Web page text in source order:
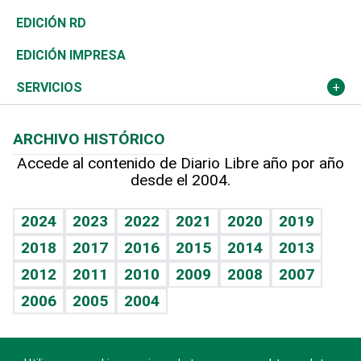
Ocenanía
Caribe
Resto del mundo
Telecom.
Global y variable
Economía personal
Sociales
Novedades
Podcast Arte Libre
Hablando con el pediatra
Vida y familia
Eñe
Celebrando la vida
Sin complejos
En pocas palabras
Tenis
Olimpismo
Más deportes
Línea de hit
TBT Deportivo
El Espía
Noticiero Poteleche
Columnistas
Más firmas
Historia
Martes de tecnología
Cambio climático
Revista
Deportes
Opinión
Hecho en casa
Guía del dinero
EDICIÓN RD
EDICIÓN IMPRESA
SERVICIOS
Cumpleaños
Horóscopos
Crucigramas
ARCHIVO HISTÓRICO
Accede al contenido de Diario Libre año por año
desde el 2004.
2024 2023 2022 2021 2020
2019
2018
2017 2016 2015 2014
2013
2012
2011 2010 2009 2008
2007
2006
2005 2004